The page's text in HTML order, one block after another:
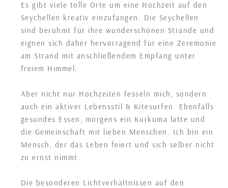
Es gibt viele tolle Orte um eine Hochzeit auf den
Seychellen kreativ einzufangen. Die Seychellen
sind berühmt für ihre wunderschönen Strände und
eignen sich daher hervorragend für eine Zeremonie
am Strand mit anschließendem Empfang unter
freiem Himmel.
Aber nicht nur Hochzeiten fesseln mich, sondern
auch ein aktiver Lebensstil & Kitesurfen. Ebenfalls
gesundes Essen, morgens ein Kurkuma latte und
die Gemeinschaft mit lieben Menschen. Ich bin ein
Mensch, der das Leben feiert und sich selber nicht
zu ernst nimmt.
Die besonderen Lichtverhältnissen auf den